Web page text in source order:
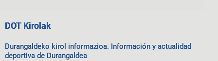
DOT Kirolak
Durangaldeko kirol informazioa. Información y actualidad
deportiva de Durangaldea